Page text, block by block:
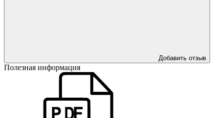
Добавить отзыв
Полезная информация